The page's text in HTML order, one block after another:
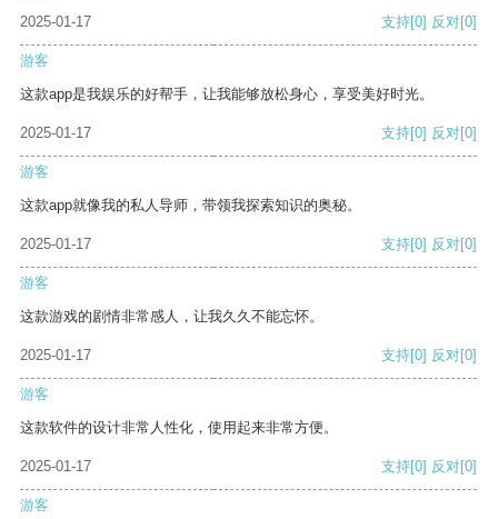
2025-01-17
支持[0] 反对[0]
游客
这款app是我娱乐的好帮手，让我能够放松身心，享受美好时光。
2025-01-17 支持[0] 反对[0]
游客
这款app就像我的私人导师，带领我探索知识的奥秘。
2025-01-17 支持[0] 反对[0]
游客
这款游戏的剧情非常感人，让我久久不能忘怀。
2025-01-17 支持[0] 反对[0]
游客
这款软件的设计非常人性化，使用起来非常方便。
2025-01-17 支持[0] 反对[0]
游客